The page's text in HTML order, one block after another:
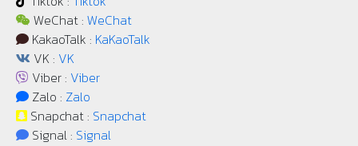
WeChat : WeChat
KakaoTalk : KaKaoTalk
VK : VK
Viber : Viber
Zalo : Zalo
Snapchat : Snapchat
Signal : Signal